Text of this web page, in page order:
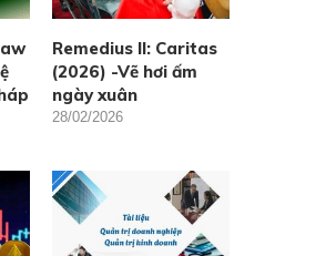
Remedius II: Caritas
(2026) -Vẽ hơi ấm
ngày xuân
28/02/2026